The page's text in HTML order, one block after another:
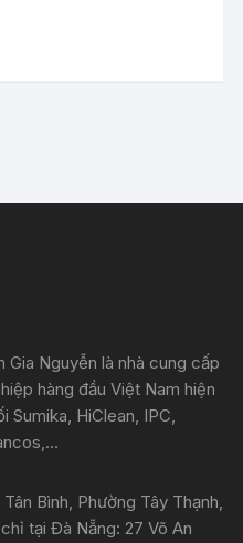
Nguyễn là nhà cung cấp
hàng đầu Việt Nam hiện
Sumika, HiClean, IPC,
Bình, Phường Tây Thạnh,
tại Đà Nẵng: 27 Võ An